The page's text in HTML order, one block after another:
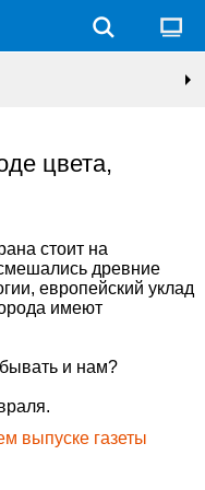
цвета,
стоит на
древние
европейский уклад
имеют
и нам?
выпуске газеты